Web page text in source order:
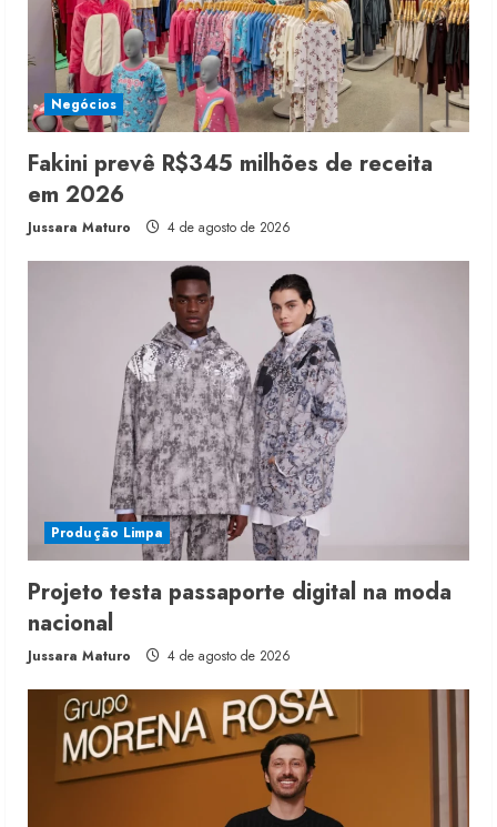
Negócios
Fakini prevê R$345 milhões de receita
em 2026
Jussara Maturo 4 de agosto de 2026
Produção Limpa
Projeto testa passaporte digital na moda
nacional
Jussara Maturo 4 de agosto de 2026